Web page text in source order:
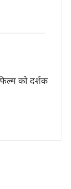
को दर्शक